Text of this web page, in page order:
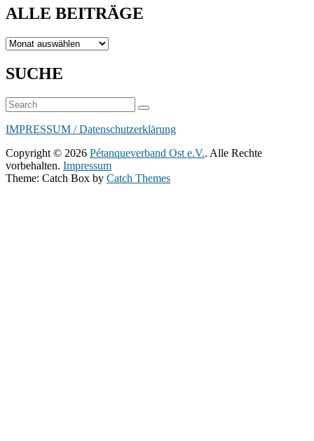
ALLE BEITRÄGE
ALLE
SUCHE
Suchen
nach:
Suchen
IMPRESSUM / Datenschutzerklärung
Copyright © 2026 Pétanqueverband Ost e.V.. Alle Rechte
vorbehalten. Impressum
Theme: Catch Box by Catch Themes